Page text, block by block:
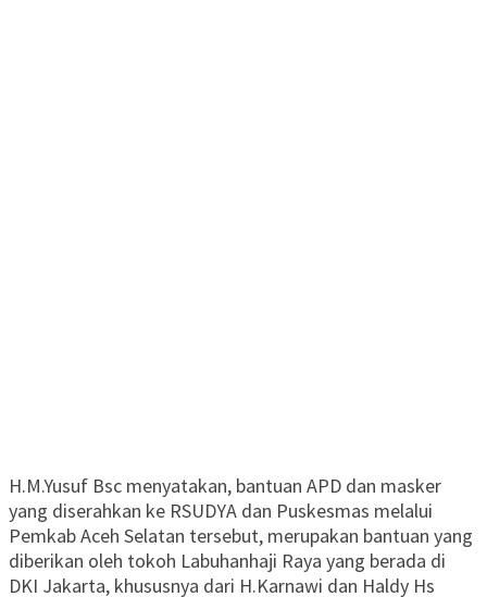
H.M.Yusuf Bsc menyatakan, bantuan APD dan masker
yang diserahkan ke RSUDYA dan Puskesmas melalui
Pemkab Aceh Selatan tersebut, merupakan bantuan yang
diberikan oleh tokoh Labuhanhaji Raya yang berada di
DKI Jakarta, khususnya dari H.Karnawi dan Haldy Hs